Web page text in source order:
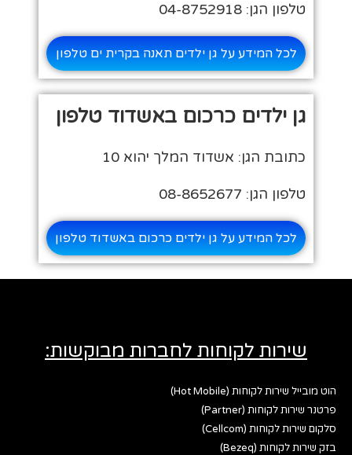
טלפון הגן: 04-8752918
לכל המידע על גן ילדים תאנה בקרית ים טלפון
גן ילדים כרכום באשדוד טלפון
כתובת הגן: אשדוד המלך יהוא 10
טלפון הגן: 08-8652677
לכל המידע על גן ילדים כרכום באשדוד טלפון
שירות לקוחות לחברות מבוקשות:
הוט מובייל שירות לקוחות (Hot Mobile)
פרטנר שירות לקוחות (Partner)
סלקום שירות לקוחות (Cellcom)
בזק שירות לקוחות (Bezeq)